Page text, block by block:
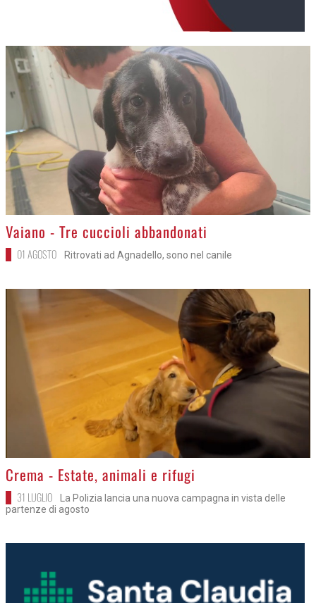
>
Vaiano - Tre cuccioli abbandonati
01 AGOSTO Ritrovati ad Agnadello, sono nel canile
>
Crema - Estate, animali e rifugi
31 LUGLIO
La Polizia lancia una nuova campagna in vista delle
partenze di agosto